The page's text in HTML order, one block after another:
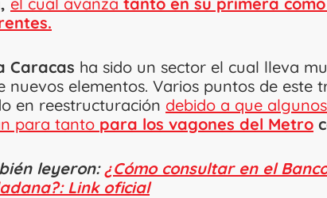
Caracas ha sido un sector el cual lleva
nuevos elementos. Varios puntos de este
en reestructuración debido a que
para tanto para los vagones del Metro
leyeron: ¿Cómo consultar en el
Link oficial